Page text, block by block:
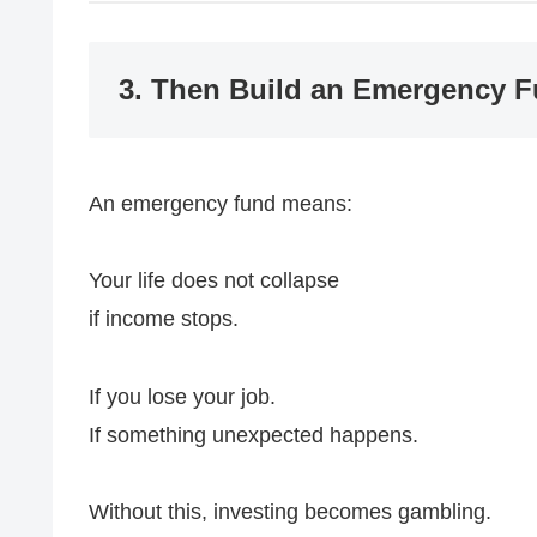
3. Then Build an Emergency
An emergency fund means:
Your life does not collapse
if income stops.
If you lose your job.
If something unexpected happens.
Without this, investing becomes gambling.